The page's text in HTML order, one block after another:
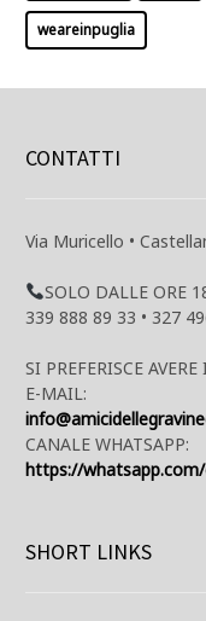
weareinpuglia
CONTATTI
Via Muricello •
SOLO DALLE ORE
339 888 89 33 • 327
SI PREFERISCE
E-MAIL:
CANALE WHATSAPP:
https://whatsapp.com/
SHORT LINKS